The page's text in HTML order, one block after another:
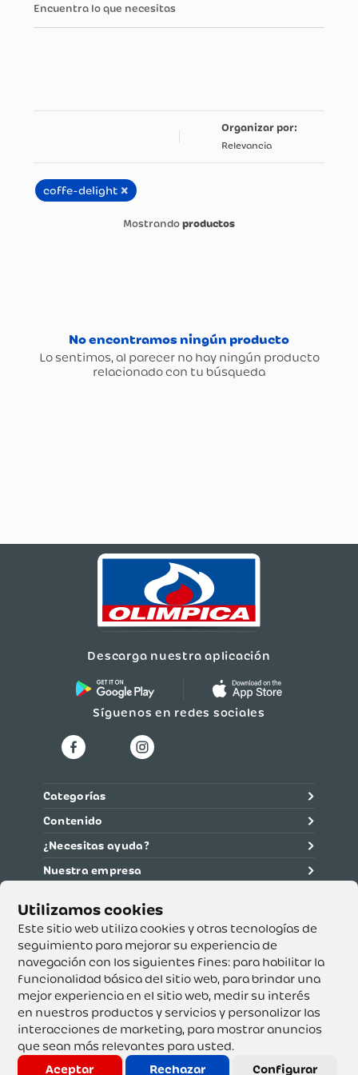
Este sitio web utiliza cookies y otras tecnologías de
seguimiento para mejorar su experiencia de
navegación con los siguientes fines: para habilitar la
funcionalidad básica del sitio web, para brindar una
mejor experiencia en el sitio web, medir su interés
en nuestros productos y servicios y personalizar las
interacciones de marketing, para mostrar anuncios
que sean más relevantes para usted.
Aceptar
Rechazar Configurar
Encuentra lo que necesitas
Relevancia
coffe-delight ×
productos
Descarga nuestra aplicación
Síguenos en redes sociales
Categorías
Contenido
¿Necesitas ayuda?
Nuestra empresa
Supertiendas y Drogería Olímpica S.A. - Nit 890.107.487 -
Dirección de notificación: Calle 53 No. 46-192 local 3-01
Teléfono: 3232540999 - Correo:
servicioalcliente@olimpica.com.co
Copyright o Actualización 2023 OLÍMPICA S.A. Derechos
Reservados.